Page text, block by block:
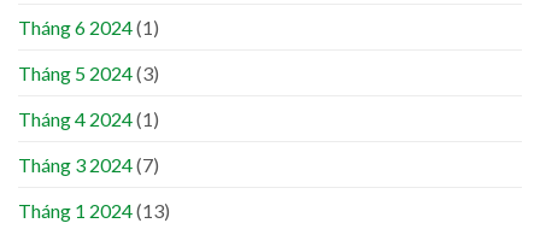
Tháng 6 2024(1)
Tháng 5 2024(3)
Tháng 4 2024(1)
Tháng 3 2024(7)
Tháng 1 2024(13)